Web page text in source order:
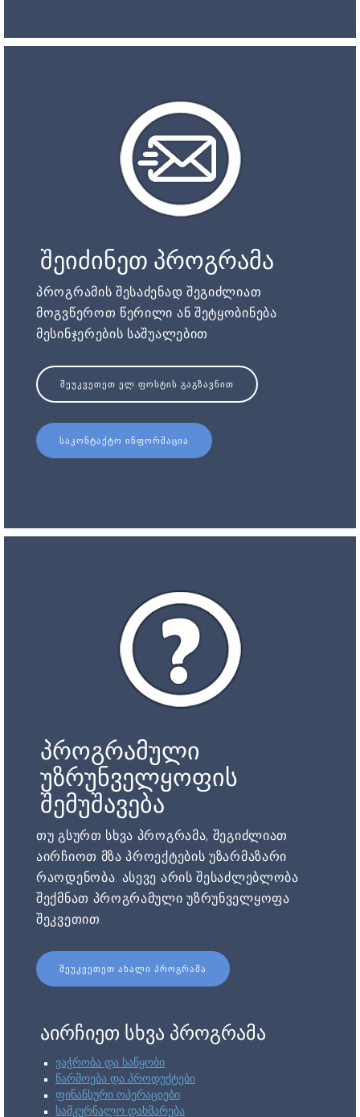
შეიძინეთ პროგრამა
პროგრამის შესაძენად შეგიძლიათ
მოგვწეროთ წერილი ან შეტყობინება
მესინჯერების საშუალებით
ᲨᲔᲣᲙᲕᲔᲗᲔᲗ ᲔᲚ.ᲤᲝᲡᲢᲘᲡ ᲒᲐᲒᲖᲐᲕᲜᲘᲗ
ᲡᲐᲙᲝᲜᲢᲐᲥᲢᲝ ᲘᲜᲤᲝᲠᲛᲐᲪᲘᲐ
პროგრამული
უზრუნველყოფის
შემუშავება
თუ გსურთ სხვა პროგრამა, შეგიძლიათ
აირჩიოთ მზა პროექტების უზარმაზარი
რაოდენობა. ასევე არის შესაძლებლობა
შექმნათ პროგრამული უზრუნველყოფა
შეკვეთით.
ᲨᲔᲣᲙᲕᲔᲗᲔᲗ ᲐᲮᲐᲚᲘ ᲞᲠᲝᲒᲠᲐᲛᲐ
აირჩიეთ სხვა პროგრამა
ვაჭრობა და საწყობი
წარმოება და პროდუქტები
ფინანსური ოპერაციები
სამკურნალო დახმარება